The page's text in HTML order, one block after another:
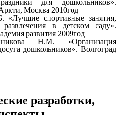
для дошкольников».
Москва 2010год
«Лучшие спортивные занятия,
в детском саду».
развития 2009год
Н.М. «Организация
дошкольников». Волгоград
разработки,